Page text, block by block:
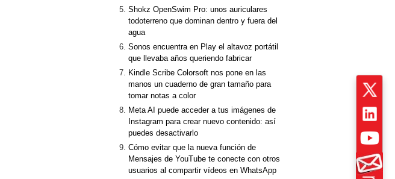
Shokz OpenSwim Pro: unos auriculares
todoterreno que dominan dentro y fuera del
agua
Sonos encuentra en Play el altavoz portátil
que llevaba años queriendo fabricar
Kindle Scribe Colorsoft nos pone en las
manos un cuaderno de gran tamaño para
tomar notas a color
Meta AI puede acceder a tus imágenes de
Instagram para crear nuevo contenido: así
puedes desactivarlo
Cómo evitar que la nueva función de
Mensajes de YouTube te conecte con otros
usuarios al compartir vídeos en WhatsApp